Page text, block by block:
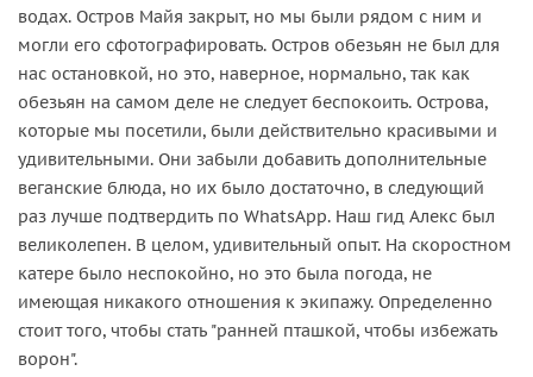
водах. Остров Майя закрыт, но мы были рядом с ним и
могли его сфотографировать. Остров обезьян не был для
нас остановкой, но это, наверное, нормально, так как
обезьян на самом деле не следует беспокоить. Острова,
которые мы посетили, были действительно красивыми и
удивительными. Они забыли добавить дополнительные
веганские блюда, но их было достаточно, в следующий
раз лучше подтвердить по WhatsApp. Наш гид Алекс был
великолепен. В целом, удивительный опыт. На скоростном
катере было неспокойно, но это была погода, не
имеющая никакого отношения к экипажу. Определенно
стоит того, чтобы стать "ранней пташкой, чтобы избежать
ворон".